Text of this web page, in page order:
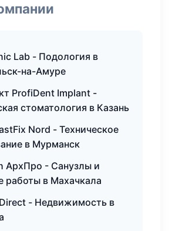
Lab - Подология в
на-Амуре
ProfiDent Implant -
стоматология в Казань
Nord - Техническое
в Мурманск
АрхПро - Санузлы и
работы в Махачкала
- Недвижимость в